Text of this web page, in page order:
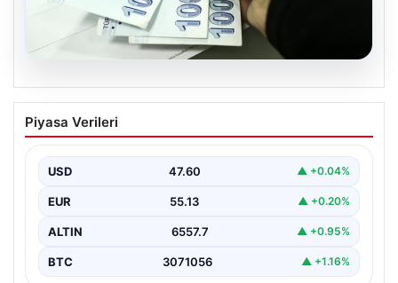
Nisan 2026 Doğum Yardımı Ödemeleri
Başladı: Bakan Göktaş Açıkladı
ailelerin beklediği şekilde hesaplara yatırılmaya devam
ediyor.…
Piyasa Verileri
USD 47.60 ▲ +0.04%
EUR 55.13 ▲ +0.20%
ALTIN 6557.7 ▲ +0.95%
BTC 3071056 ▲ +1.16%